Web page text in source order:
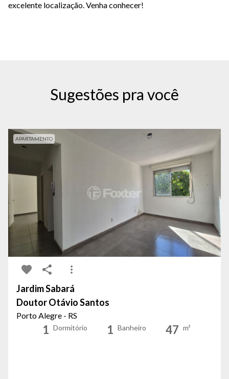
excelente localização. Venha conhecer!
Sugestões pra você
APARTAMENTO
Jardim Sabará
Doutor Otávio Santos
Porto Alegre - RS
1 Dormitório 1 Banheiro 47 m²